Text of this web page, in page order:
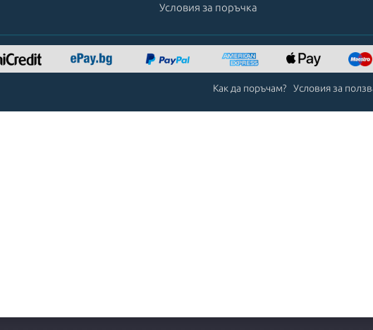
Условия за поръчка
Как да поръчам? Условия за